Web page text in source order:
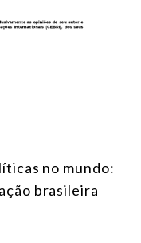
no mundo:
brasileira